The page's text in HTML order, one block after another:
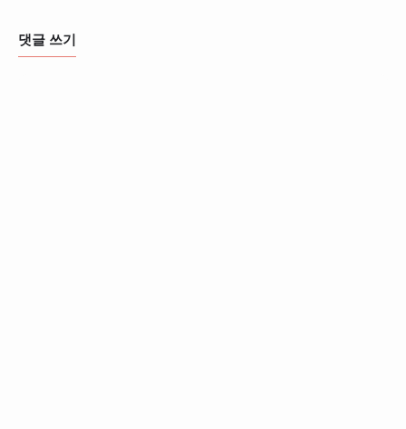
댓글 쓰기